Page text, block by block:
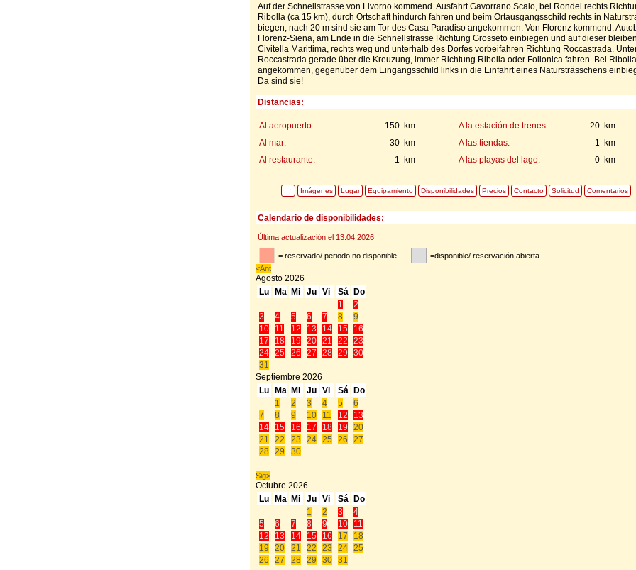
Auf der Schnellstrasse von Livorno kommend. Ausfahrt Gavorrano Scalo, bei Rondel rechts
Ribolla (ca 15 km), durch Ortschaft hindurch fahren und beim Ortausgangsschild rechts in
biegen, nach 20 m sind sie am Tor des Casa Paradiso angekommen. Von Florenz kommend,
Florenz-Siena, am Ende in die Schnellstrasse Richtung Grosseto einbiegen und auf dieser
Civitella Marittima, rechts weg und unterhalb des Dorfes vorbeifahren Richtung Roccastrada.
Roccastrada gerade über die Kreuzung, immer Richtung Ribolla oder Follonica fahren. Bei Ribolla
angekommen, gegenüber dem Eingangsschild links in die Einfahrt eines Natursträsschens
Da sind sie!
Distancias:
150 km
Al aeropuerto: 20 km
A la estación de trenes:
30 km
Al mar: 1 km
A las tiendas:
1 km
Al restaurante: 0 km
A las playas del lago:
Imágenes Lugar Equipamiento Disponibilidades Precios Contacto Solicitud Comentarios
Calendario de disponibilidades:
Última actualización el 13.04.2026
= reservado/ periodo no disponible
=disponible/ reservación abierta
<Ant
Agosto 2026
Lu
Ma Mi Ju Vi Sá Do
1
2
3
4 5 6 7 8
9
10
11 12 13 14 15
16
17
18 19 20 21 22
23
24
25 26 27 28 29
30
31
Septiembre 2026
Lu
Ma Mi Ju Vi Sá Do
1
2 3 4 5
6
7
8 9 10 11 12
13
14
15 16 17 18 19
20
21
22 23 24 25 26
27
28
29 30
Sig>
Octubre 2026
Lu
Ma Mi Ju Vi Sá Do
1
2 3
4
5
6 7 8 9 10
11
12
13 14 15 16 17
18
19
20 21 22 23 24
25
26
27 28 29 30 31